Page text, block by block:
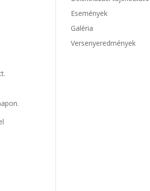
Események
Galéria
Versenyeredmények